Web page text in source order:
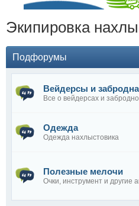
Экипировка
Подфорумы
Вейдерсы и
Все о вейдерсах и
Одежда
Одежда нахлыстовика
Полезные мелочи
Очки, инструмент и другие